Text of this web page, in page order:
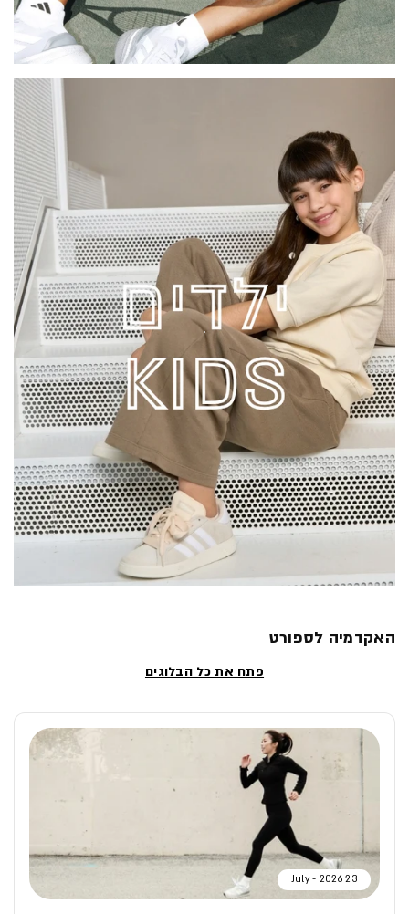
האקדמיה לספורט
פתח את כל הבלוגים
23 July - 2026